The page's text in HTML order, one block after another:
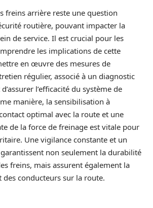
freins arrière reste une question
routière, pouvant impacter la
de service. Il est crucial pour les
les implications de cette
en œuvre des mesures de
régulier, associé à un diagnostic
l’efficacité du système de
manière, la sensibilisation à
optimal avec la route et une
de la force de freinage est vitale pour
Une vigilance constante et un
non seulement la durabilité
freins, mais assurent également la
des conducteurs sur la route.